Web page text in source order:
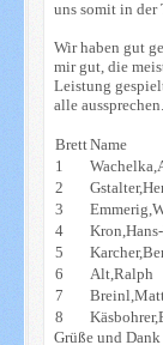
uns somit in der
Wir haben gut
mir gut, die
Leistung
alle aussprechen.
BrettName
1
2
3
4
5
6
Alt,Ralph
7
8
Grüße und